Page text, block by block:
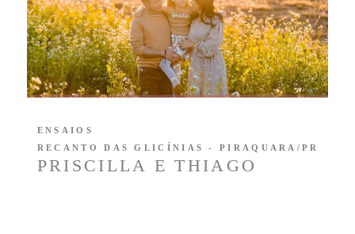
PRISCILLA E THIAGO
ENSAIOS
RECANTO DAS GLICÍNIAS - PIRAQUARA/PR